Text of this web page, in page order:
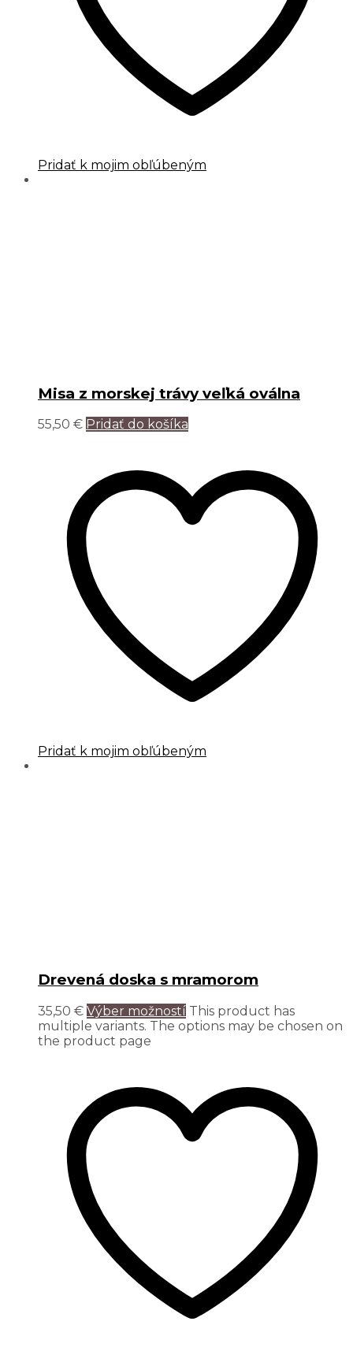
Pridať k mojim obľúbeným
Misa z morskej trávy veľká oválna
55,50 € Pridať do košíka
Pridať k mojim obľúbeným
Drevená doska s mramorom
35,50 € Výber možností This product has
multiple variants. The options may be chosen on
the product page